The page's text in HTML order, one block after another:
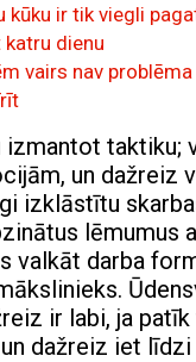
kūku ir tik viegli
dienu
vairs nav
izmantot taktiku;
un dažreiz
izklāstītu
lēmumus
valkāt darba
ir labi, ja patīk
dažreiz iet